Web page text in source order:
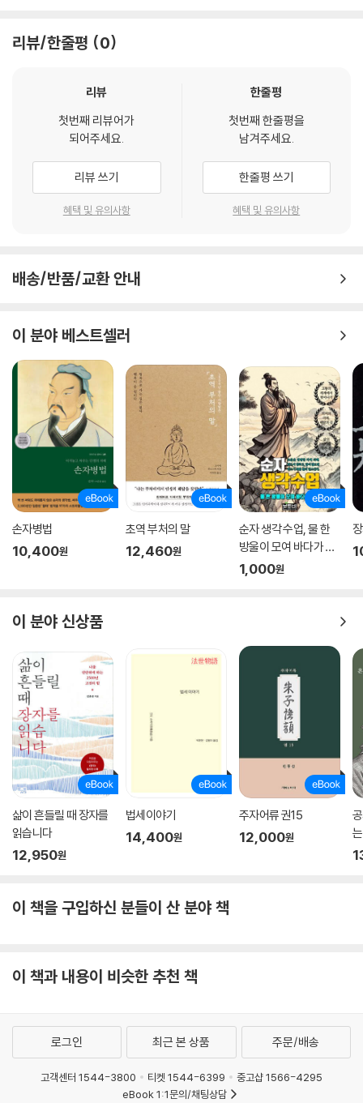
語集註)』, 『맹자집주(孟子集註)』, 『대학장구(大學章句)』, 『중용장구
本義)』를 가리키는 것으로, 유교의 핵심 경전인 사서삼경(四書三經)에
다. 주지하다시피, 사서삼경과 그 주석은 조선 주자학의 뼈대를 이루는 중
심 경전이다. 호산은 이 〈칠서주〉에 다시 상세하게 주석을 부가하여 조선
유교를 종합해내었다. 서구 근대 문명이 밀물처럼 밀려오던 19세기 중반
에서 20세기 초반에 활동하면서도, 주자학의 정통 학문을 자신의 사명처
럼 여기고, 유교의 핵심 경전을 집대성한 것이다.
봉하는 대부분의 학자들이 사서(四書)의 독서 순서를 『대학(大學)』으로
심 경전인 『논어』가 맨 앞에 자리해야 하는 당위성이기도 하다.
그렇게 하여 『칠서주상설』은 『논어집주상설』 20권, 『맹자집주상설』 14
권, 『대학장구상설』 1권, 『중용장구상설』 1권, 『시집전상설』 18권, 『시서변
설상설』 2권, 『주역본의상설』 12권, 『서집전상설』 14권, 『서서변설상설』 1
권으로, 전체 83권에 이르는 방대한 저작이 되었다. 마치, 조선의 주자학
을 마무리하듯이, 경전의 주석을 짜임새 있게 갖추었다. 사서삼경의 경문
에 대한 중국 역대의 주석을 비롯하여, 조선시대 여러 학자들의 주석을 간
단·명료하게 총망라하였다. 특히, 사서삼경에 대한 주자의 주해(註解)를
의리(義理)와 훈고(訓?), 그리고 논리(論理)를 반영하는 등, 여러 측면
에서 정밀하고 명확하게 분석하면서도, 사서삼경의 주요 텍스트인 〈영락
대전(永樂大全)〉본의 오류를 바로잡은 엄밀한 주석서로 편찬해내었다.
溪), 우암(尤庵), 남당(南塘), 농암(農巖) 등 조선 성리학을 대표하는 학
자들의 학설과 호산 자신의 견해까지 담은 저술이기에, 주자학의 심오한
이해는 물론 조선 성리학의 맥락과 계보, 발전 양상을 포괄할 수 있는 학문
성을 담보한다.
본 연구번역은 2017년도 한국연구재단의 토대연구 사업으로 시작되었다.
연구 기획을 할 무렵 연구진의 생각은 좀 단순했다. ‘『칠서주상설』이 조선
유교 경전 주석사의 대미를 장식하는 주요한 저작이므로 이를 번역하여 학
계에 기여하면 좋겠다!’는 정도였다. 그러나 기획 단계에서 초역을 하고 연
구계획서를 작성하면서, ‘토대’연구 사업에 어울리는 작업으로서 연구범위
가 상당 부분 확장되었다. 분량도 그렇지만, 원문에는 없는 표점, 찾아보기
힘들게 되어 있는 원전의 구절과 문장의 정돈, 내용 가운데 보충 설명이 필
요한 부분의 주석 등, 관련 전공자들의 수준 높은 연구를 곁들인 번역의 필
요성이 요청되었다. 고민을 거듭한 결과, 연구 작업이 너무나 방대해졌다.
번역에 온힘을 쏟아 부었다. 열정을 바친 만큼 원고는 계획대로 생산되었
과정을 반복했다. 정말이지, 연구번역이라는 학문의 토대 작업을 자임한,
을 마무리한다면, 매년 20,000여 매, 전체 100,000여 매의 원고가 성과
물로 쌓일 것이다. 단행본으로는 약 50여 권이 될 것으로 예상된다.
어려우면서도 엄청난 작업이지만, 학문의 토대를 구축하는 데 기여할 수
리뷰/한줄평 0
리뷰
첫번째 리뷰어가
되어주세요.
리뷰 쓰기
혜택 및 유의사항
한줄평
첫번째 한줄평을
남겨주세요.
한줄평 쓰기
혜택 및 유의사항
배송/반품/교환 안내
이 분야 베스트셀러
손자병법
10,400원
초역 부처의 말
12,460원
순자 생각 수업, 물 한
방울이 모여 바다가 된
다
1,000원
이 분야 신상품
삶이 흔들릴 때 장자를
읽습니다
12,950원
법세이야기
14,400원
주자어류 권15
12,000원
이 책을 구입하신 분들이 산 분야 책
이 책과 내용이 비슷한 추천 책
로그인 최근 본 상품 주문/배송
고객센터 1544-3800 티켓 1544-6399
중고샵 1566-4295
eBook 1:1문의/채팅상담